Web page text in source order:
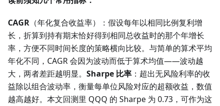
CAGR （年化复合收益率）：假设每年以相同比例复利增
长，折算到持有期末恰好得到相同总收益时的那个年增长
率，方便不同时间长度的策略横向比较。与简单的算术平均
年化不同，CAGR 会因为波动而低于算术均值——波动越
大，两者差距越明显。 Sharpe 比率 ：超出无风险利率的收
益除以组合波动率，衡量每单位风险对应的超额收益，数值
越高越好。本文回测里 QQQ 的 Sharpe 为 0.73，可作为这